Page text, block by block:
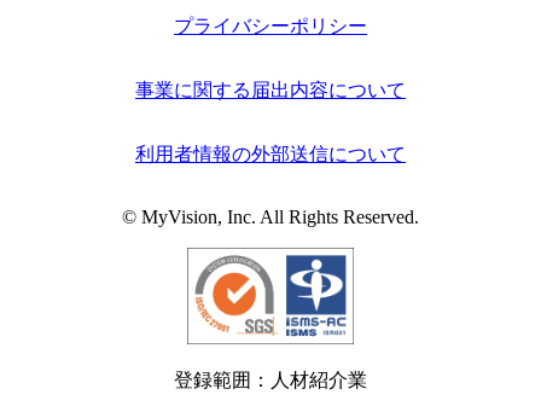
プライバシーポリシー
事業に関する届出内容について
利用者情報の外部送信について
© MyVision, Inc. All Rights Reserved.
登録範囲：人材紹介業